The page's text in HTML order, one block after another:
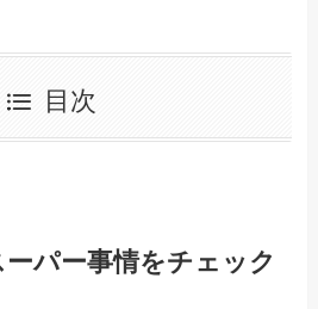
目次
パー事情をチェック